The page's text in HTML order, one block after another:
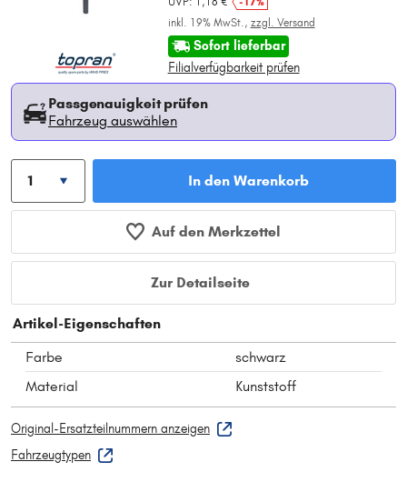
inkl. 19% MwSt., zzgl. Versand
Sofort lieferbar
Filialverfügbarkeit prüfen
Passgenauigkeit prüfen
Fahrzeug auswählen
In den Warenkorb
Auf den Merkzettel
Zur Detailseite
Artikel-Eigenschaften
Farbe
schwarz
Material
Kunststoff
Original-Ersatzteilnummern anzeigen
Fahrzeugtypen